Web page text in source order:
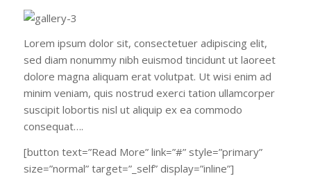
Lorem ipsum dolor sit, consectetuer adipiscing elit,
sed diam nonummy nibh euismod tincidunt ut laoreet
dolore magna aliquam erat volutpat. Ut wisi enim ad
minim veniam, quis nostrud exerci tation ullamcorper
suscipit lobortis nisl ut aliquip ex ea commodo
consequat….
[button text=”Read More” link=”#” style=”primary”
size=”normal” target=”_self” display=”inline”]